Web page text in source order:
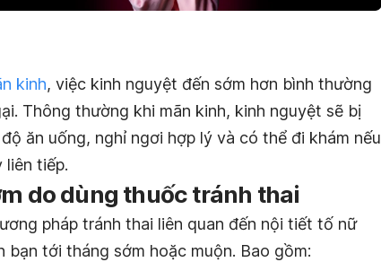
kinh, việc kinh nguyệt đến sớm hơn bình thường
Thông thường khi mãn kinh, kinh nguyệt sẽ bị
ăn uống, nghỉ ngơi hợp lý và có thể đi khám nếu
liên tiếp.
do dùng thuốc tránh thai
pháp tránh thai liên quan đến nội tiết tố nữ
bạn tới tháng sớm hoặc muộn. Bao gồm: